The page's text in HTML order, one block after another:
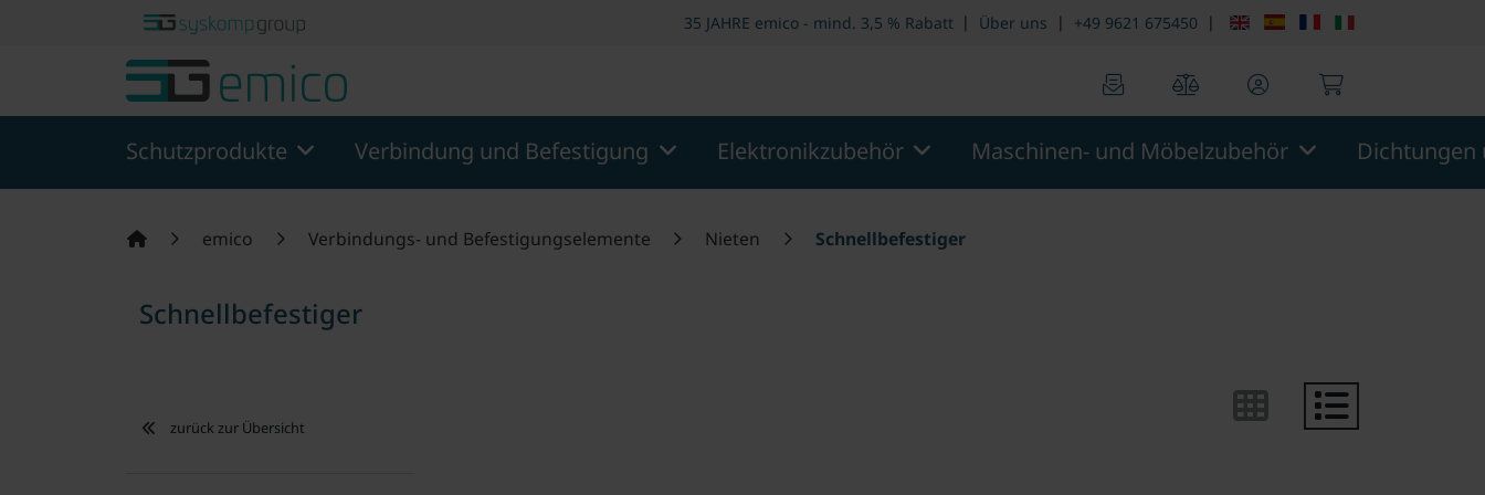
Springe zu Hauptinhalt Springe zum Header Springe zum Hauptmenu Springe zur Suche
35 JAHRE emico - mind. 3,5 % Rabatt | Über uns | +49 9621 675450 |
Schutzprodukte Verbindung und Befestigung Elektronikzubehör Maschinen- und Möbelzubehör
emico Verbindungs- und Befestigungselemente Nieten Schnellbefestiger
Schnellbefestiger
zurück zur Übersicht